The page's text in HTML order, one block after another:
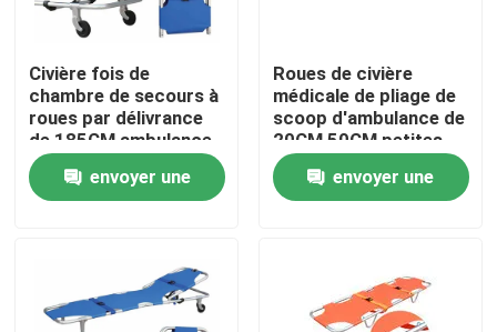
À la maison
Vidéos
Civière fois de
chambre de secours à
roues par délivrance
de 185CM ambulance
d'hôpital de 60 degrés
envoyer une
Roues de civière
médicale de pliage de
scoop d'ambulance de
20CM 50CM petites
pour l'hôpital
envoyer une